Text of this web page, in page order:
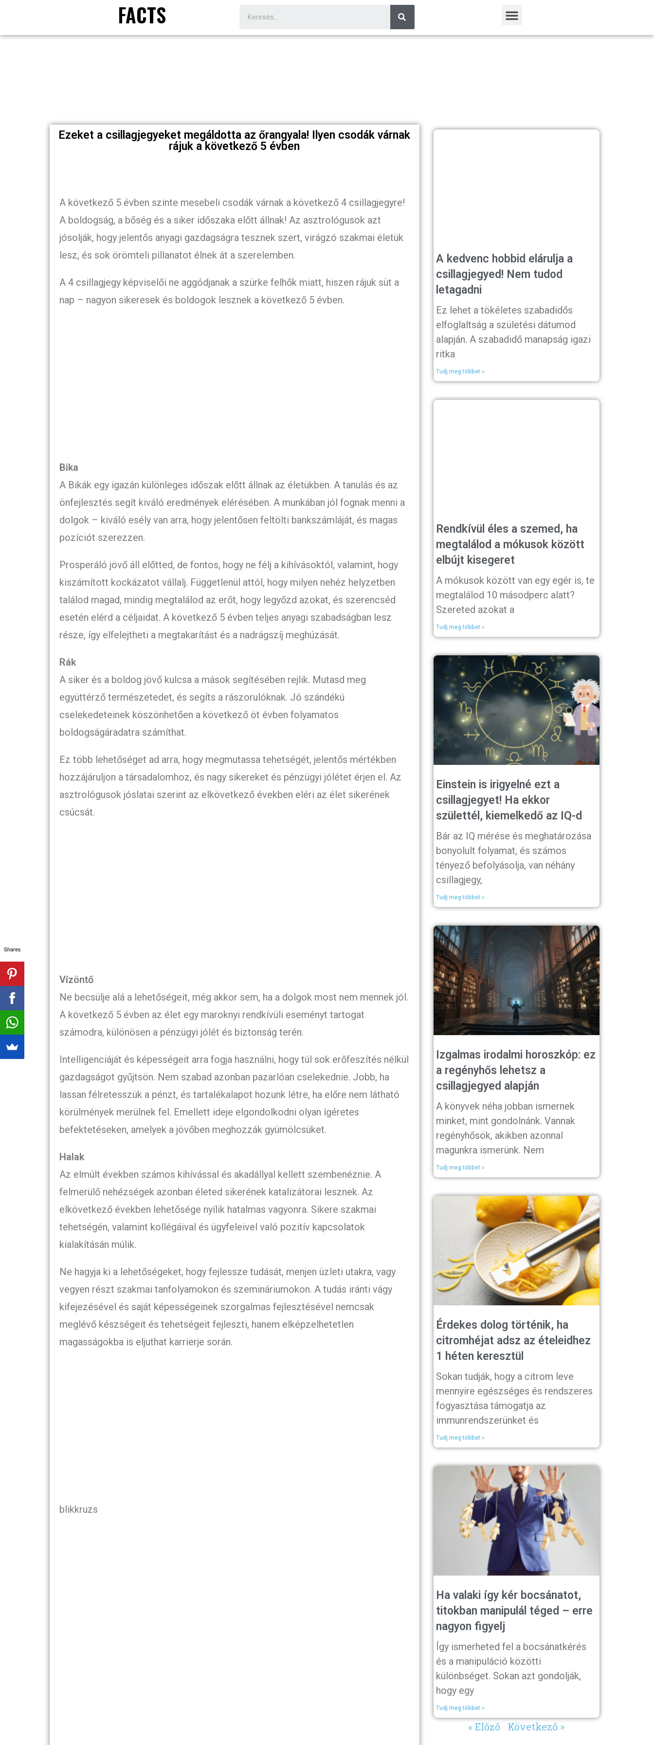
FACTS
Ezeket a csillagjegyeket megáldotta az őrangyala! Ilyen csodák várnak
rájuk a következő 5 évben
A következő 5 évben szinte mesebeli csodák várnak a következő 4 csillagjegyre!
A boldogság, a bőség és a siker időszaka előtt állnak! Az asztrológusok azt
jósolják, hogy jelentős anyagi gazdagságra tesznek szert, virágzó szakmai életük
lesz, és sok örömteli pillanatot élnek át a szerelemben.
A 4 csillagjegy képviselői ne aggódjanak a szürke felhők miatt, hiszen rájuk süt a
nap – nagyon sikeresek és boldogok lesznek a következő 5 évben.
Bika
A Bikák egy igazán különleges időszak előtt állnak az életükben. A tanulás és az
önfejlesztés segít kiváló eredmények elérésében. A munkában jól fognak menni a
dolgok – kiváló esély van arra, hogy jelentősen feltölti bankszámláját, és magas
pozíciót szerezzen.
Prosperáló jövő áll előtted, de fontos, hogy ne félj a kihívásoktól, valamint, hogy
kiszámított kockázatot vállalj. Függetlenül attól, hogy milyen nehéz helyzetben
találod magad, mindig megtalálod az erőt, hogy legyőzd azokat, és szerencséd
esetén elérd a céljaidat. A következő 5 évben teljes anyagi szabadságban lesz
része, így elfelejtheti a megtakarítást és a nadrágszíj meghúzását.
Rák
A siker és a boldog jövő kulcsa a mások segítésében rejlik. Mutasd meg
együttérző természetedet, és segíts a rászorulóknak. Jó szándékú
cselekedeteinek köszönhetően a következő öt évben folyamatos
boldogságáradatra számíthat.
Ez több lehetőséget ad arra, hogy megmutassa tehetségét, jelentős mértékben
hozzájáruljon a társadalomhoz, és nagy sikereket és pénzügyi jólétet érjen el. Az
asztrológusok jóslatai szerint az elkövetkező években eléri az élet sikerének
csúcsát.
Vízöntő
Ne becsülje alá a lehetőségeit, még akkor sem, ha a dolgok most nem mennek jól.
A következő 5 évben az élet egy maroknyi rendkívüli eseményt tartogat
számodra, különösen a pénzügyi jólét és biztonság terén.
Intelligenciáját és képességeit arra fogja használni, hogy túl sok erőfeszítés nélkül
gazdagságot gyűjtsön. Nem szabad azonban pazarlóan cselekednie. Jobb, ha
lassan félretesszük a pénzt, és tartalékalapot hozunk létre, ha előre nem látható
körülmények merülnek fel. Emellett ideje elgondolkodni olyan ígéretes
befektetéseken, amelyek a jövőben meghozzák gyümölcsüket.
Halak
Az elmúlt években számos kihívással és akadállyal kellett szembenéznie. A
felmerülő nehézségek azonban életed sikerének katalizátorai lesznek. Az
elkövetkező években lehetősége nyílik hatalmas vagyonra. Sikere szakmai
tehetségén, valamint kollégáival és ügyfeleivel való pozitív kapcsolatok
kialakításán múlik.
Ne hagyja ki a lehetőségeket, hogy fejlessze tudását, menjen üzleti utakra, vagy
vegyen részt szakmai tanfolyamokon és szemináriumokon. A tudás iránti vágy
kifejezésével és saját képességeinek szorgalmas fejlesztésével nemcsak
meglévő készségeit és tehetségeit fejleszti, hanem elképzelhetetlen
magasságokba is eljuthat karrierje során.
blikkruzs
A kedvenc hobbid elárulja a
csillagjegyed! Nem tudod
letagadni
Ez lehet a tökéletes szabadidős
elfoglaltság a születési dátumod
alapján. A szabadidő manapság igazi
ritka
Tudj meg többet »
Rendkívül éles a szemed, ha
megtalálod a mókusok között
elbújt kisegeret
A mókusok között van egy egér is, te
megtalálod 10 másodperc alatt?
Szereted azokat a
Tudj meg többet »
Einstein is irigyelné ezt a
csillagjegyet! Ha ekkor
születtél, kiemelkedő az IQ-d
Bár az IQ mérése és meghatározása
bonyolult folyamat, és számos
tényező befolyásolja, van néhány
csillagjegy,
Tudj meg többet »
Izgalmas irodalmi horoszkóp: ez
a regényhős lehetsz a
csillagjegyed alapján
A könyvek néha jobban ismernek
minket, mint gondolnánk. Vannak
regényhősök, akikben azonnal
magunkra ismerünk. Nem
Tudj meg többet »
Érdekes dolog történik, ha
citromhéjat adsz az ételeidhez
1 héten keresztül
Sokan tudják, hogy a citrom leve
mennyire egészséges és rendszeres
fogyasztása támogatja az
immunrendszerünket és
Tudj meg többet »
Ha valaki így kér bocsánatot,
titokban manipulál téged – erre
nagyon figyelj
Így ismerheted fel a bocsánatkérés
és a manipuláció közötti
különbséget. Sokan azt gondolják,
hogy egy
Tudj meg többet »
« Előző Következő »
Shares